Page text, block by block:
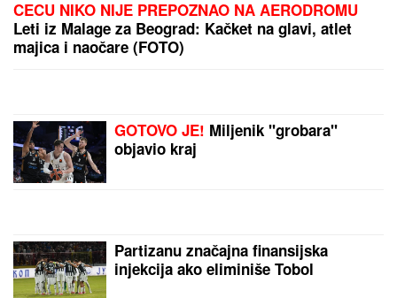
CECU NIKO NIJE PREPOZNAO NA AERODROMU
Leti iz Malage za Beograd: Kačket na glavi, atlet
majica i naočare (FOTO)
GOTOVO JE! Miljenik "grobara"
objavio kraj
Partizanu značajna finansijska
injekcija ako eliminiše Tobol